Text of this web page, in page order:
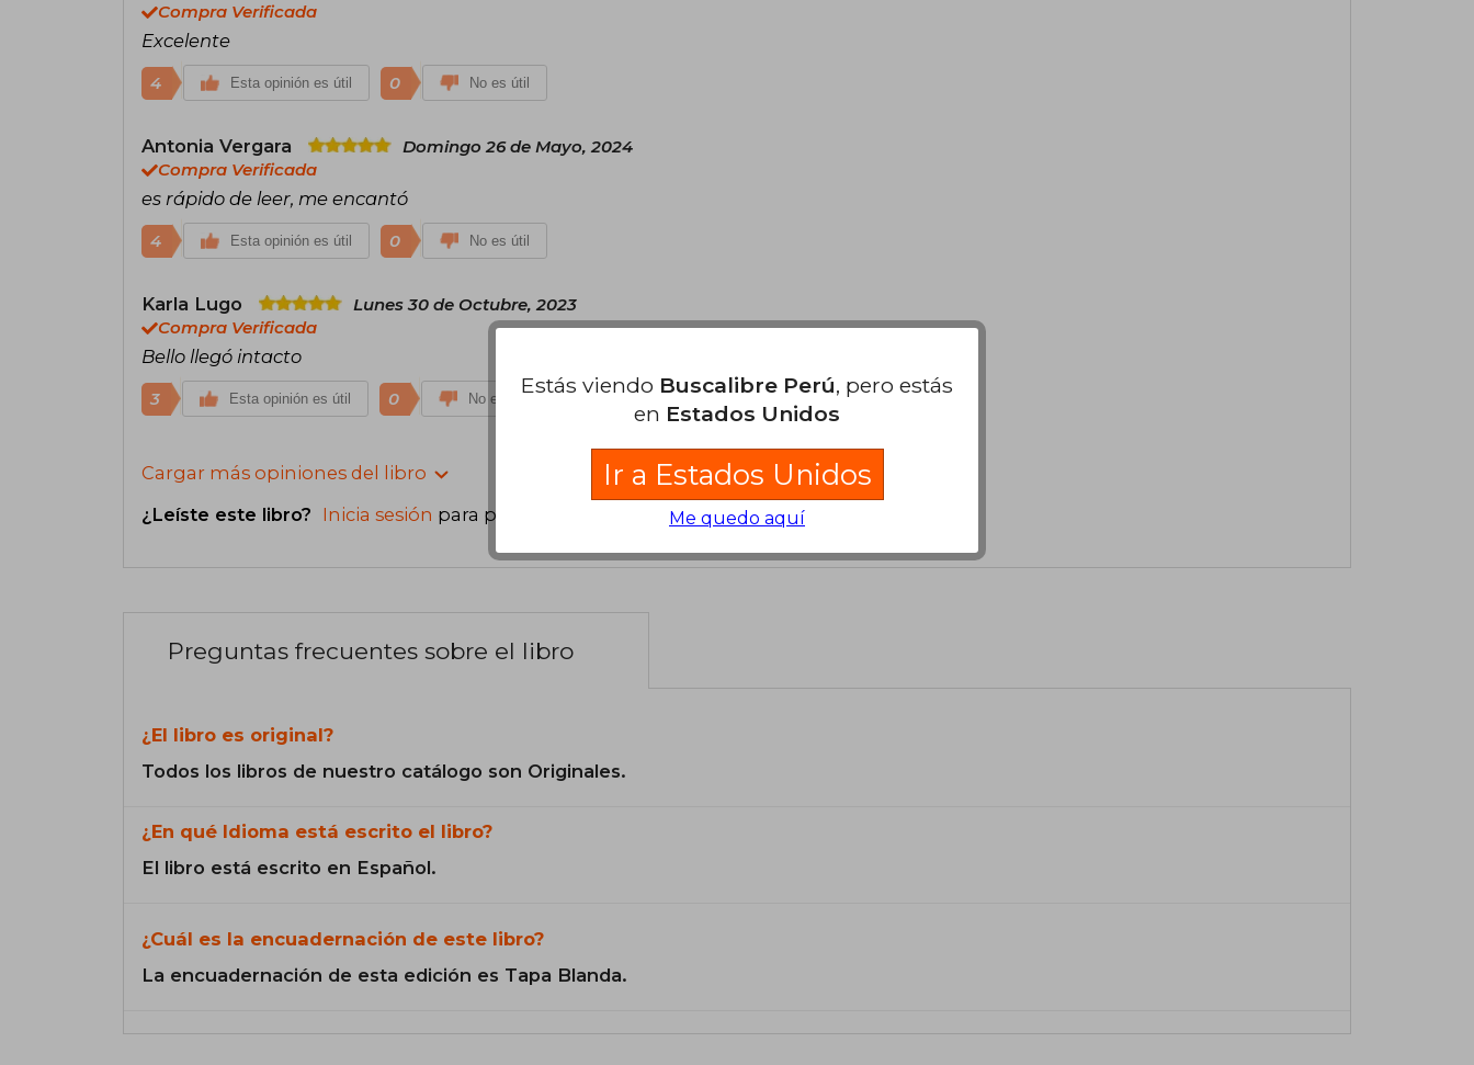
Compra Verificada
Excelente
4 Esta opinión es útil 0 No es útil
Antonia Vergara
Domingo 26 de Mayo, 2024
Compra Verificada
es rápido de leer, me encantó
4 Esta opinión es útil 0 No es útil
Karla Lugo
Lunes 30 de Octubre, 2023
Compra Verificada
Bello llegó intacto
3 Esta opinión es útil 0 No es útil
Cargar más opiniones del libro
¿Leíste este libro? Inicia sesión para poder agregar tu propia evaluación
Preguntas frecuentes sobre el libro
¿El libro es original?
Todos los libros de nuestro catálogo son Originales.
¿En qué Idioma está escrito el libro?
El libro está escrito en Español.
¿Cuál es la encuadernación de este libro?
La encuadernación de esta edición es Tapa Blanda.
Estás viendo Buscalibre Perú, pero estás
en Estados Unidos
Ir a Estados Unidos
Me quedo aquí